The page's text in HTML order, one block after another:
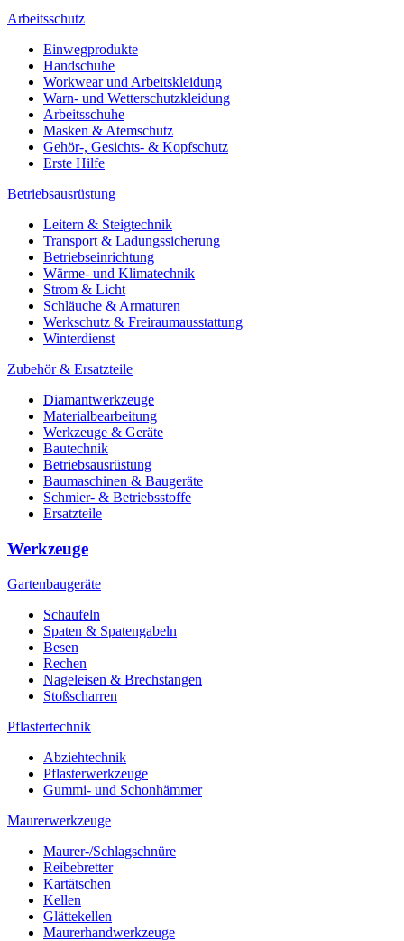
Arbeitsschutz
Einwegprodukte
Handschuhe
Workwear und Arbeitskleidung
Warn- und Wetterschutzkleidung
Arbeitsschuhe
Masken & Atemschutz
Gehör-, Gesichts- & Kopfschutz
Erste Hilfe
Betriebsausrüstung
Leitern & Steigtechnik
Transport & Ladungssicherung
Betriebseinrichtung
Wärme- und Klimatechnik
Strom & Licht
Schläuche & Armaturen
Werkschutz & Freiraumausstattung
Winterdienst
Zubehör & Ersatzteile
Diamantwerkzeuge
Materialbearbeitung
Werkzeuge & Geräte
Bautechnik
Betriebsausrüstung
Baumaschinen & Baugeräte
Schmier- & Betriebsstoffe
Ersatzteile
Werkzeuge
Gartenbaugeräte
Schaufeln
Spaten & Spatengabeln
Besen
Rechen
Nageleisen & Brechstangen
Stoßscharren
Pflastertechnik
Abziehtechnik
Pflasterwerkzeuge
Gummi- und Schonhämmer
Maurerwerkzeuge
Maurer-/Schlagschnüre
Reibebretter
Kartätschen
Kellen
Glättekellen
Maurerhandwerkzeuge